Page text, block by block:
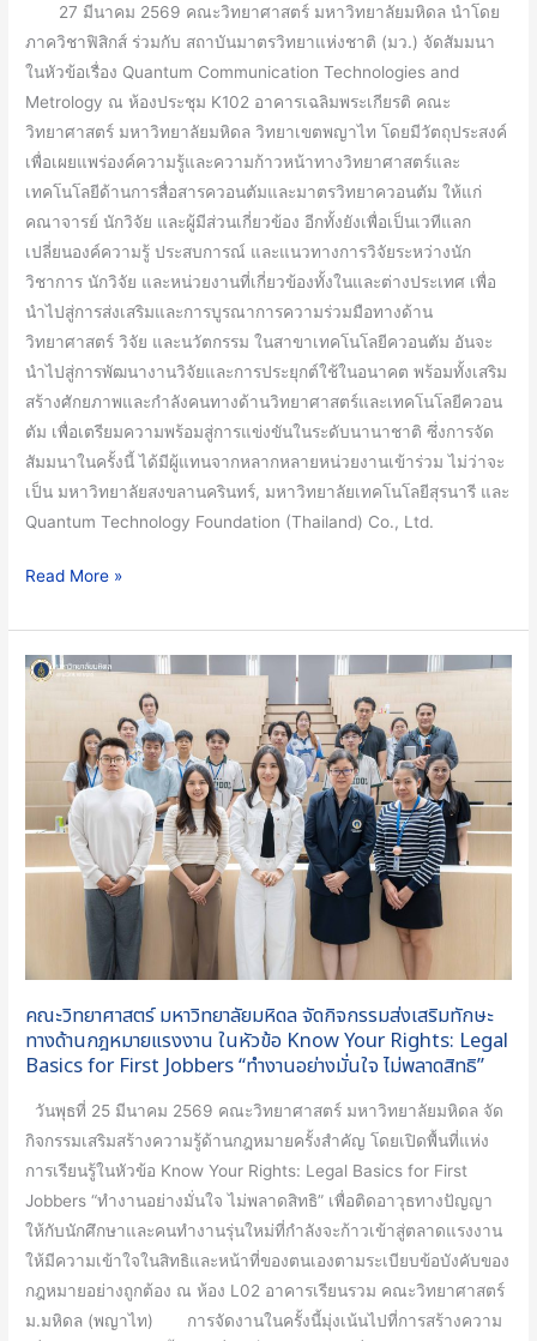
27 มีนาคม 2569 คณะวิทยาศาสตร์ มหาวิทยาลัยมหิดล นำโดย
ภาควิชาฟิสิกส์ ร่วมกับ สถาบันมาตรวิทยาแห่งชาติ (มว.) จัดสัมมนา
ในหัวข้อเรื่อง Quantum Communication Technologies and
Metrology ณ ห้องประชุม K102 อาคารเฉลิมพระเกียรติ คณะ
วิทยาศาสตร์ มหาวิทยาลัยมหิดล วิทยาเขตพญาไท โดยมีวัตถุประสงค์
เพื่อเผยแพร่องค์ความรู้และความก้าวหน้าทางวิทยาศาสตร์และ
เทคโนโลยีด้านการสื่อสารควอนตัมและมาตรวิทยาควอนตัม ให้แก่
คณาจารย์ นักวิจัย และผู้มีส่วนเกี่ยวข้อง อีกทั้งยังเพื่อเป็นเวทีแลก
เปลี่ยนองค์ความรู้ ประสบการณ์ และแนวทางการวิจัยระหว่างนัก
วิชาการ นักวิจัย และหน่วยงานที่เกี่ยวข้องทั้งในและต่างประเทศ เพื่อ
นำไปสู่การส่งเสริมและการบูรณาการความร่วมมือทางด้าน
วิทยาศาสตร์ วิจัย และนวัตกรรม ในสาขาเทคโนโลยีควอนตัม อันจะ
นำไปสู่การพัฒนางานวิจัยและการประยุกต์ใช้ในอนาคต พร้อมทั้งเสริม
สร้างศักยภาพและกำลังคนทางด้านวิทยาศาสตร์และเทคโนโลยีควอน
ตัม เพื่อเตรียมความพร้อมสู่การแข่งขันในระดับนานาชาติ ซึ่งการจัด
สัมมนาในครั้งนี้ ได้มีผู้แทนจากหลากหลายหน่วยงานเข้าร่วม ไม่ว่าจะ
เป็น มหาวิทยาลัยสงขลานครินทร์, มหาวิทยาลัยเทคโนโลยีสุรนารี และ
Quantum Technology Foundation (Thailand) Co., Ltd.
สัมมนา
ใน
หัวข้อ
เรื่อง
Quantum
Communication
Technologies
and
Metrology
พร้อม
หารือ
ความ
ร่วม
มือ
ทาง
ด้าน
วิทยาศาสตร์
เทคโนโลยี
วอน
ตัม
เป็น
ใน
ระดับ
ขีด
สามารถ
ใน
การ
แข่งขัน
สู่
เวที
สากล
Read More »
คณะวิทยาศาสตร์ มหาวิทยาลัยมหิดล จัดกิจกรรมส่งเสริมทักษะ
ทางด้านกฎหมายแรงงาน ในหัวข้อ Know Your Rights: Legal
Basics for First Jobbers “ทำงานอย่างมั่นใจ ไม่พลาดสิทธิ”
วันพุธที่ 25 มีนาคม 2569 คณะวิทยาศาสตร์ มหาวิทยาลัยมหิดล จัด
กิจกรรมเสริมสร้างความรู้ด้านกฎหมายครั้งสำคัญ โดยเปิดพื้นที่แห่ง
การเรียนรู้ในหัวข้อ Know Your Rights: Legal Basics for First
Jobbers “ทำงานอย่างมั่นใจ ไม่พลาดสิทธิ” เพื่อติดอาวุธทางปัญญา
ให้กับนักศึกษาและคนทำงานรุ่นใหม่ที่กำลังจะก้าวเข้าสู่ตลาดแรงงาน
ให้มีความเข้าใจในสิทธิและหน้าที่ของตนเองตามระเบียบข้อบังคับของ
กฎหมายอย่างถูกต้อง ณ ห้อง L02 อาคารเรียนรวม คณะวิทยาศาสตร์
ม.มหิดล (พญาไท) การจัดงานในครั้งนี้มุ่งเน้นไปที่การสร้างความ
คณะ
มหาวิทยาลัย
มหิดล
กิจกรรม
เสริม
แรงงาน
ใน
Know
Your
Rights:
Legal
Basics
for
First
Jobbers